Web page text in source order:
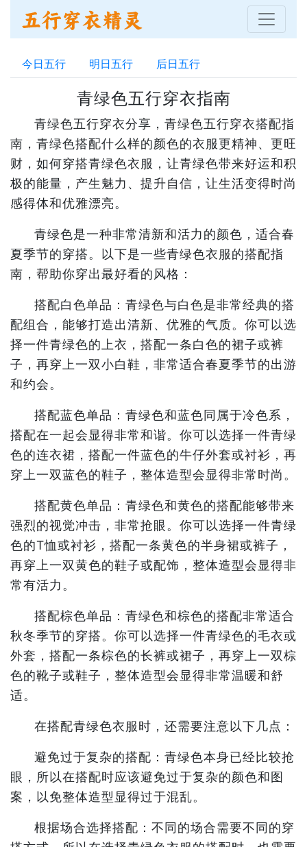
今日五行 明日五行 后日五行
青绿色五行穿衣指南
青绿色五行穿衣分享，青绿色五行穿衣搭配指
南，青绿色搭配什么样的颜色的衣服更精神、更旺
财，如何穿搭青绿色衣服，让青绿色带来好运和积
极的能量，产生魅力、提升自信，让生活变得时尚
感得体和优雅漂亮。
青绿色是一种非常清新和活力的颜色，适合春
夏季节的穿搭。以下是一些青绿色衣服的搭配指
南，帮助你穿出最好看的风格：
搭配白色单品：青绿色与白色是非常经典的搭
配组合，能够打造出清新、优雅的气质。你可以选
择一件青绿色的上衣，搭配一条白色的裙子或裤
子，再穿上一双小白鞋，非常适合春夏季节的出游
和约会。
搭配蓝色单品：青绿色和蓝色同属于冷色系，
搭配在一起会显得非常和谐。你可以选择一件青绿
色的连衣裙，搭配一件蓝色的牛仔外套或衬衫，再
穿上一双蓝色的鞋子，整体造型会显得非常时尚。
搭配黄色单品：青绿色和黄色的搭配能够带来
强烈的视觉冲击，非常抢眼。你可以选择一件青绿
色的T恤或衬衫，搭配一条黄色的半身裙或裤子，
再穿上一双黄色的鞋子或配饰，整体造型会显得非
常有活力。
搭配棕色单品：青绿色和棕色的搭配非常适合
秋冬季节的穿搭。你可以选择一件青绿色的毛衣或
外套，搭配一条棕色的长裤或裙子，再穿上一双棕
色的靴子或鞋子，整体造型会显得非常温暖和舒
适。
在搭配青绿色衣服时，还需要注意以下几点：
避免过于复杂的搭配：青绿色本身已经比较抢
眼，所以在搭配时应该避免过于复杂的颜色和图
案，以免整体造型显得过于混乱。
根据场合选择搭配：不同的场合需要不同的穿